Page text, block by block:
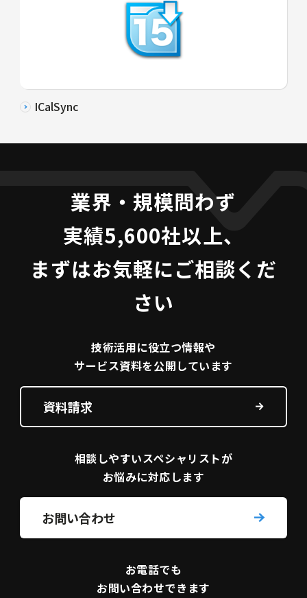
ICalSync
業界・規模問わず
実績5,600社以上、
まずはお気軽にご相談くだ
さい
技術活用に役立つ情報や
サービス資料を公開しています
資料請求
相談しやすいスペシャリストが
お悩みに対応します
お問い合わせ
お電話でも
お問い合わせできます